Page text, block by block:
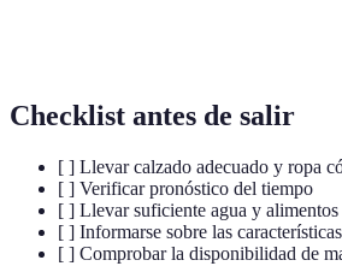
Checklist antes de salir
[ ] Llevar calzado adecuado y ropa
[ ] Verificar pronóstico del tiempo
[ ] Llevar suficiente agua y alimentos
[ ] Informarse sobre las
[ ] Comprobar la disponibilidad de